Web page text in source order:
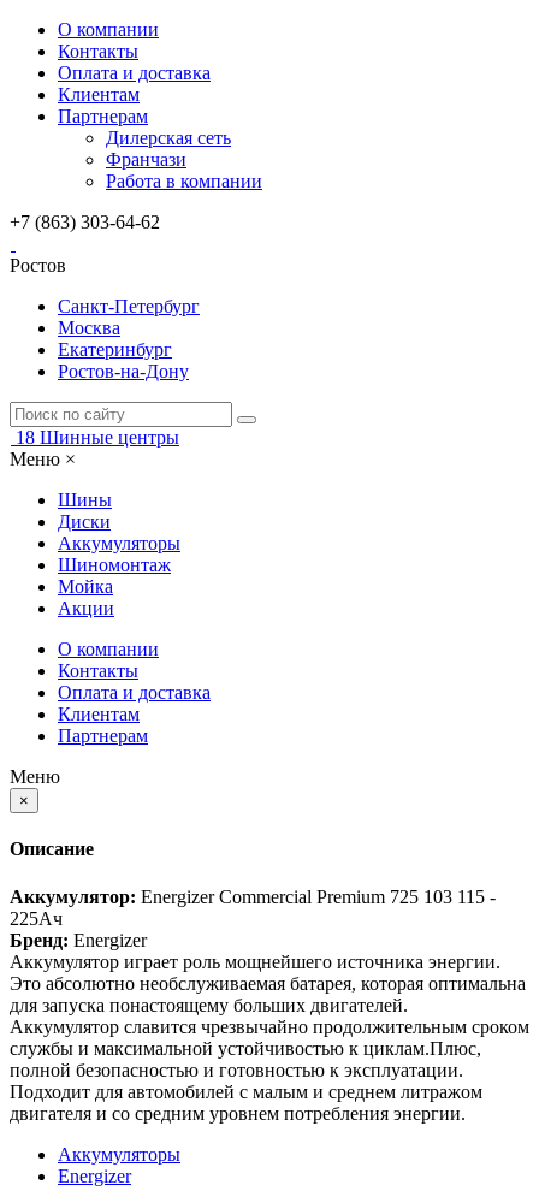
О компании
Контакты
Оплата и доставка
Клиентам
Партнерам
Дилерская сеть
Франчази
Работа в компании
+7 (863) 303-64-62
Ростов
Санкт-Петербург
Москва
Екатеринбург
Ростов-на-Дону
18 Шинные центры
Меню ×
Шины
Диски
Аккумуляторы
Шиномонтаж
Мойка
Акции
О компании
Контакты
Оплата и доставка
Клиентам
Партнерам
Меню
×
Описание
Аккумулятор: Energizer Commercial Premium 725 103 115 -
225Ач
Бренд: Energizer
Аккумулятор играет роль мощнейшего источника энергии.
Это абсолютно необслуживаемая батарея, которая оптимальна
для запуска понастоящему больших двигателей.
Аккумулятор славится чрезвычайно продолжительным сроком
службы и максимальной устойчивостью к циклам.Плюс,
полной безопасностью и готовностью к эксплуатации.
Подходит для автомобилей с малым и среднем литражом
двигателя и со средним уровнем потребления энергии.
Аккумуляторы
Energizer